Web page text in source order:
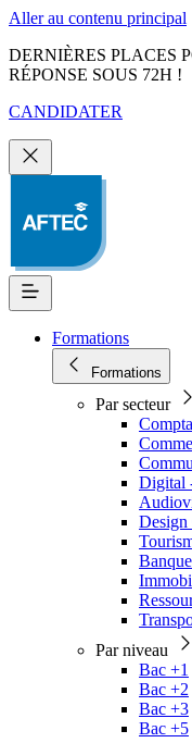
Aller au contenu principal
DERNIÈRES PLACES
RÉPONSE SOUS 72H !
CANDIDATER
Formations
Formations
Par secteur
Digital
Design
Par niveau
Bac +1
Bac +2
Bac +3
Bac +5